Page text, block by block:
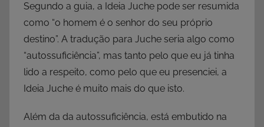
Segundo a guia, a Ideia Juche pode ser resumida
como “o homem é o senhor do seu próprio
destino”. A tradução para Juche seria algo como
“autossuficiência”, mas tanto pelo que eu já tinha
lido a respeito, como pelo que eu presenciei, a
Ideia Juche é muito mais do que isto.
Além da da autossuficiência, está embutido na